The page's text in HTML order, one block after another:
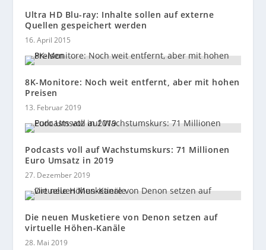
Ultra HD Blu-ray: Inhalte sollen auf externe
Quellen gespeichert werden
16. April 2015
8K-Monitore: Noch weit entfernt, aber mit hohen
Preisen
13. Februar 2019
Podcasts voll auf Wachstumskurs: 71 Millionen
Euro Umsatz in 2019
27. Dezember 2019
Die neuen Musketiere von Denon setzen auf
virtuelle Höhen-Kanäle
28. Mai 2019